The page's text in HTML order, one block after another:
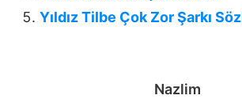
Yıldız Tilbe Çok Zor Şarkı
Nazlim